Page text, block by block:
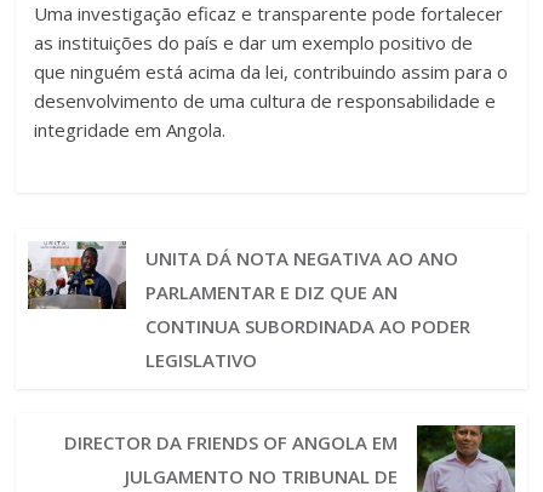
Uma investigação eficaz e transparente pode fortalecer
as instituições do país e dar um exemplo positivo de
que ninguém está acima da lei, contribuindo assim para o
desenvolvimento de uma cultura de responsabilidade e
integridade em Angola.
UNITA DÁ NOTA NEGATIVA AO ANO
PARLAMENTAR E DIZ QUE AN
CONTINUA SUBORDINADA AO PODER
LEGISLATIVO
DIRECTOR DA FRIENDS OF ANGOLA EM
JULGAMENTO NO TRIBUNAL DE